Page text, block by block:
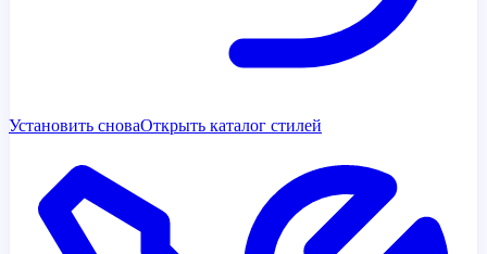
Установить сноваОткрыть каталог стилей